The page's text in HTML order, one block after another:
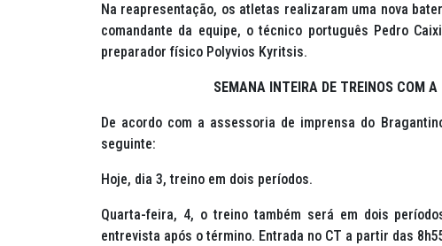
Na reapresentação, os atletas realizaram uma nova
comandante da equipe, o técnico português Pedro
preparador físico Polyvios Kyritsis.
SEMANA INTEIRA DE TREINOS COM
De acordo com a assessoria de imprensa do
seguinte:
Hoje, dia 3, treino em dois períodos.
Quarta-feira, 4, o treino também será em dois
entrevista após o término. Entrada no CT a partir das